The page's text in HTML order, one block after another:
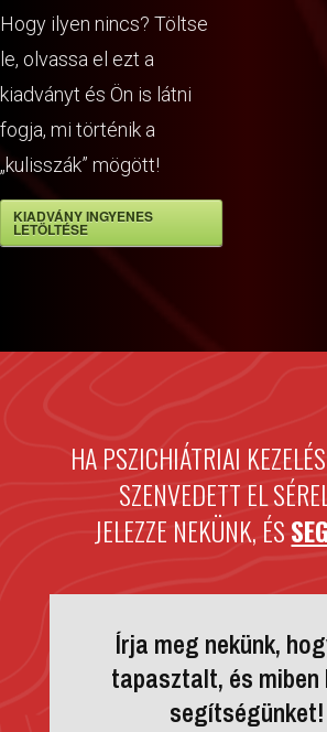
Hogy ilyen nincs? Töltse
le, olvassa el ezt a
kiadványt és Ön is látni
fogja, mi történik a
„kulisszák” mögött!
KIADVÁNY INGYENES
LETÖLTÉSE
HA PSZICHIÁTRIAI
SZENVEDETT EL
JELEZZE NEKÜNK, ÉS
Írja meg nekünk,
tapasztalt, és miben
segítségünket!